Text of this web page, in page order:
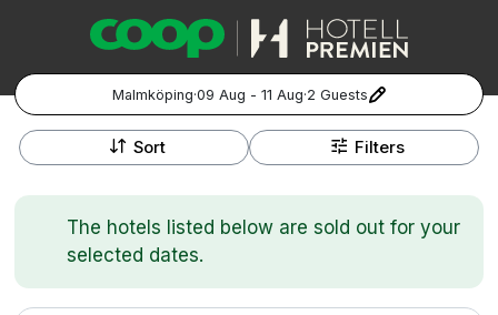
Malmköping·09 Aug - 11 Aug·2 Guests
Popular Destinations:
Stockholm
Göteborg
Sort Filters
+
−
The hotels listed below are sold out for your
selected dates.